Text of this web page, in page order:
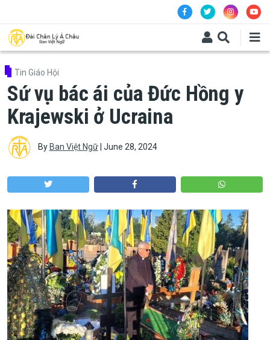
Tin Giáo Hội
Sứ vụ bác ái của Đức Hồng y
Krajewski ở Ucraina
By Ban Việt Ngữ| June 28, 2024